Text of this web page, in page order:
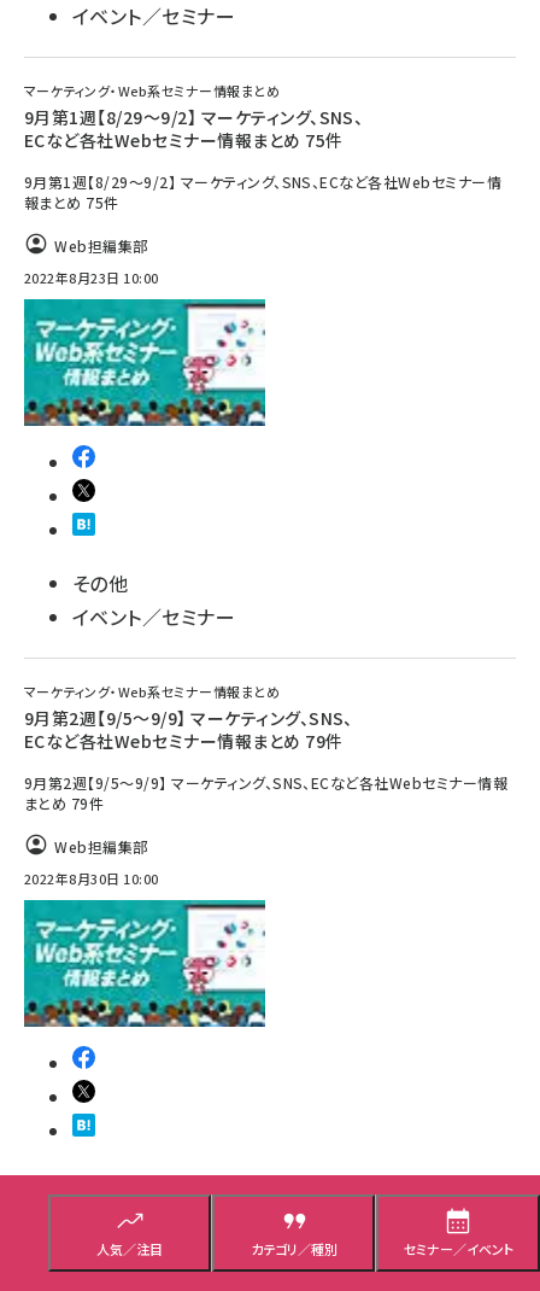
人気／注目 カテゴリ／種別 セミナー／イベント
イベント／セミナー
マーケティング・Web系セミナー情報まとめ
9月第1週【8/29～9/2】 マーケティング、SNS、
ECなど各社Webセミナー情報まとめ 75件
9月第1週【8/29～9/2】 マーケティング、SNS、ECなど各社Webセミナー情
報まとめ 75件
Web担編集部
2022年8月23日 10:00
その他
イベント／セミナー
マーケティング・Web系セミナー情報まとめ
9月第2週【9/5～9/9】 マーケティング、SNS、
ECなど各社Webセミナー情報まとめ 79件
9月第2週【9/5～9/9】 マーケティング、SNS、ECなど各社Webセミナー情報
まとめ 79件
Web担編集部
2022年8月30日 10:00
その他
イベント／セミナー